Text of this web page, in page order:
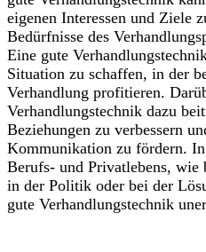
eigenen Interessen und Ziele
Bedürfnisse des
Eine gute
Situation zu schaffen, in der
Verhandlung profitieren.
Verhandlungstechnik dazu
Beziehungen zu verbessern
Kommunikation zu fördern.
Berufs- und Privatlebens, wie
in der Politik oder bei der
gute Verhandlungstechnik